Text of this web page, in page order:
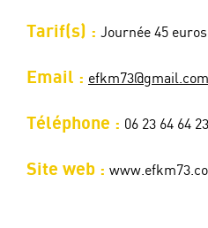
Tarif(s) : Journée 45
Email : efkm73@gmail.com
Téléphone : 06 23 64 64 23
Site web :